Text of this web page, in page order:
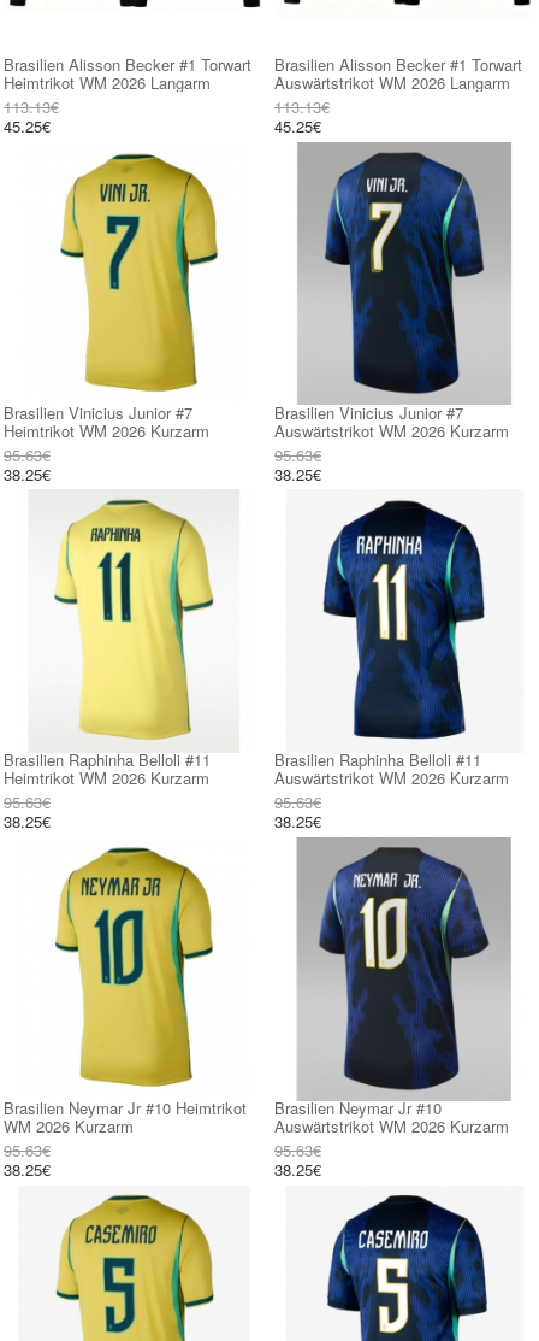
Brasilien Alisson Becker #1 Torwart
Heimtrikot WM 2026 Langarm
113.13€
45.25€
Brasilien Alisson Becker #1 Torwart
Auswärtstrikot WM 2026 Langarm
113.13€
45.25€
Brasilien Vinicius Junior #7
Heimtrikot WM 2026 Kurzarm
95.63€
38.25€
Brasilien Vinicius Junior #7
Auswärtstrikot WM 2026 Kurzarm
95.63€
38.25€
Brasilien Raphinha Belloli #11
Heimtrikot WM 2026 Kurzarm
95.63€
38.25€
Brasilien Raphinha Belloli #11
Auswärtstrikot WM 2026 Kurzarm
95.63€
38.25€
Brasilien Neymar Jr #10 Heimtrikot
WM 2026 Kurzarm
95.63€
38.25€
Brasilien Neymar Jr #10
Auswärtstrikot WM 2026 Kurzarm
95.63€
38.25€